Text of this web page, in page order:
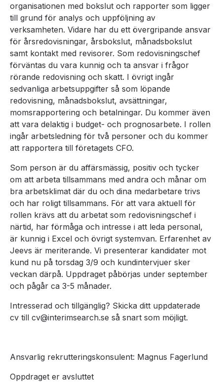
organisationen med bokslut och rapporter som ligger
till grund för analys och uppföljning av
verksamheten. Vidare har du ett övergripande ansvar
för årsredovisningar, årsbokslut, månadsbokslut
samt kontakt med revisorer. Som redovisningschef
förväntas du vara kunnig och ta ansvar i frågor
rörande redovisning och skatt. I övrigt ingår
sedvanliga arbetsuppgifter så som löpande
redovisning, månadsbokslut, avsättningar,
momsrapportering och betalningar. Du kommer även
att vara delaktig i budget- och prognosarbete. I rollen
ingår arbetsledning för två personer och du kommer
att rapportera till företagets CFO.
Som person är du affärsmässig, positiv och tycker
om att arbeta tillsammans med andra och månar om
bra arbetsklimat där du och dina medarbetare trivs
och har roligt tillsammans. För att vara aktuell för
rollen krävs att du arbetat som redovisningschef i
närtid, har förmåga och intresse i att leda personal,
är kunnig i Excel och övrigt systemvan. Erfarenhet av
Jeevs är meriterande. Vi presenterar kandidater mot
kund nu på torsdag 3/9 och kundintervjuer sker
veckan därpå. Uppdraget påbörjas under september
och pågår ca 3-5 månader.
Intresserad och tillgänglig? Skicka ditt uppdaterade
cv till cv@interimsearch.se så snart som möjligt.
Ansvarlig rekrutteringskonsulent: Magnus Fagerlund
Oppdraget er avsluttet